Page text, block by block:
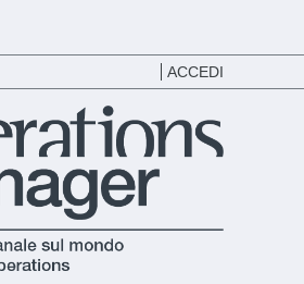
ACCEDI